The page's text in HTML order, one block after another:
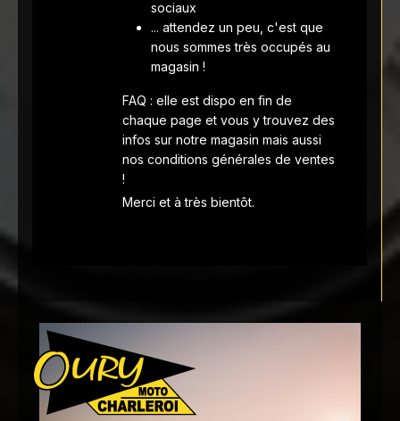
sociaux
... attendez un peu, c'est que
nous sommes très occupés au
magasin !
FAQ : elle est dispo en fin de
chaque page et vous y trouvez des
infos sur notre magasin mais aussi
nos conditions générales de ventes
!
Merci et à très bientôt.